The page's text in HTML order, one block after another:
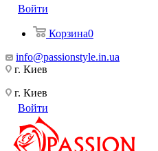
Войти
Корзина0
info@passionstyle.in.ua
г. Киев
г. Киев
Войти